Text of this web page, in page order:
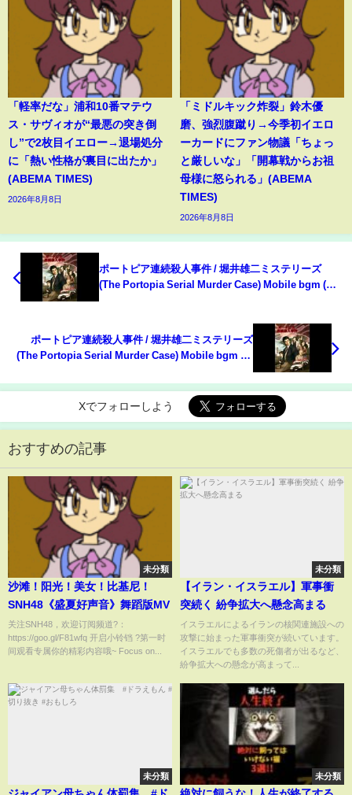
「軽率だな」浦和10番マテウ
ス・サヴィオが“最悪の突き倒
し”で2枚目イエロー→退場処分
に「熱い性格が裏目に出たか」
(ABEMA TIMES)
2026年8月8日
「ミドルキック炸裂」鈴木優
磨、強烈腹蹴り→今季初イエロ
ーカードにファン物議「ちょっ
と厳しいな」「開幕戦からお祖
母様に怒られる」(ABEMA
TIMES)
2026年8月8日
ポートピア連続殺人事件 / 堀井雄二ミステリーズ
(The Portopia Serial Murder Case) Mobile bgm (?)
ポートピア連続殺人事件 / 堀井雄二ミステリーズ
(The Portopia Serial Murder Case) Mobile bgm (?)
Xでフォローしよう
おすすめの記事
未分類
沙滩！阳光！美女！比基尼！
SNH48《盛夏好声音》舞蹈版MV
关注SNH48，欢迎订阅频道?：
https://goo.gl/F81wfq 开启小铃铛 ?第一时
间观看专属你的精彩内容哦~ Focus on...
未分類
【イラン・イスラエル】軍事衝
突続く 紛争拡大へ懸念高まる
イスラエルによるイランの核関連施設への
攻撃に始まった軍事衝突が続いています。
イスラエルでも多数の死傷者が出るなど、
紛争拡大への懸念が高まって...
未分類 未分類